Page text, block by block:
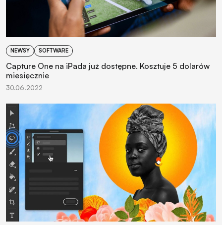
NEWSY SOFTWARE
Capture One na iPada już dostępne. Kosztuje 5 dolarów
miesięcznie
30.06.2022